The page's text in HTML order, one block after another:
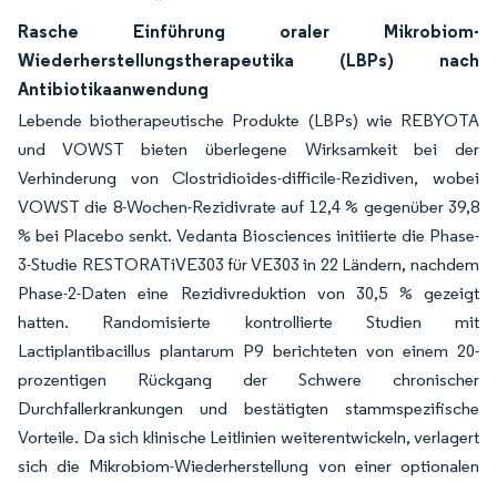
Rasche Einführung oraler Mikrobiom-
Wiederherstellungstherapeutika (LBPs) nach
Antibiotikaanwendung
Lebende biotherapeutische Produkte (LBPs) wie REBYOTA
und VOWST bieten überlegene Wirksamkeit bei der
Verhinderung von Clostridioides-difficile-Rezidiven, wobei
VOWST die 8-Wochen-Rezidivrate auf 12,4 % gegenüber 39,8
% bei Placebo senkt. Vedanta Biosciences initiierte die Phase-
3-Studie RESTORATiVE303 für VE303 in 22 Ländern, nachdem
Phase-2-Daten eine Rezidivreduktion von 30,5 % gezeigt
hatten. Randomisierte kontrollierte Studien mit
Lactiplantibacillus plantarum P9 berichteten von einem 20-
prozentigen Rückgang der Schwere chronischer
Durchfallerkrankungen und bestätigten stammspezifische
Vorteile. Da sich klinische Leitlinien weiterentwickeln, verlagert
sich die Mikrobiom-Wiederherstellung von einer optionalen